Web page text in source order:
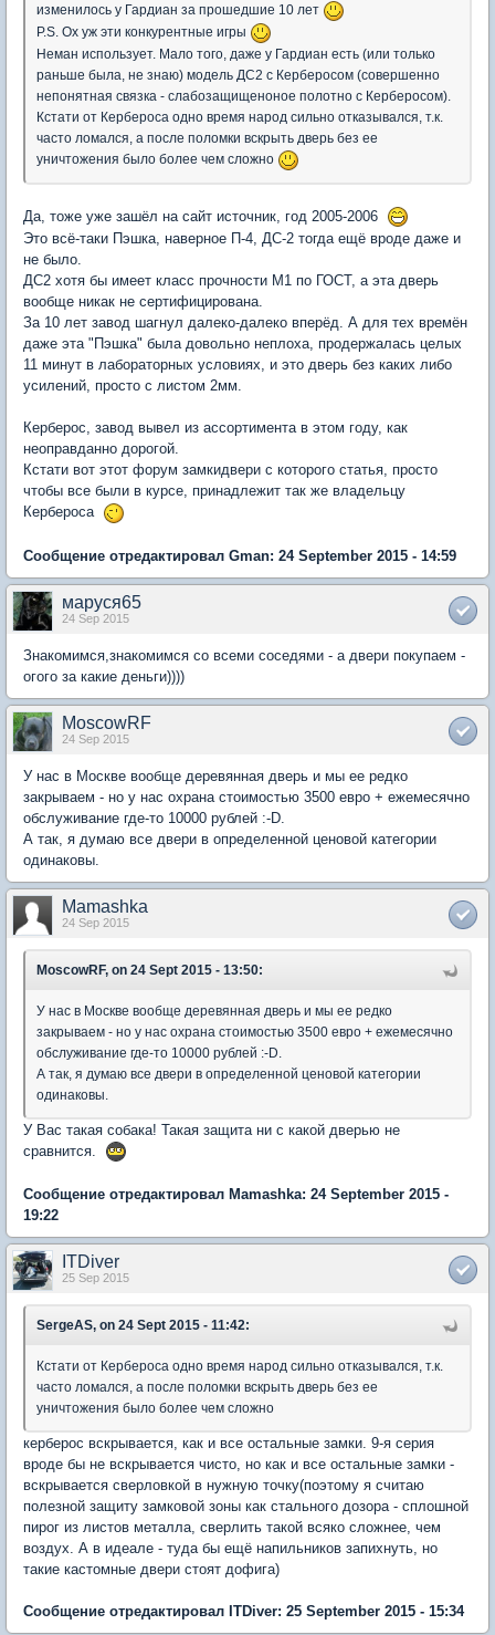
изменилось у Гардиан за прошедшие 10 лет
P.S. Ох уж эти конкурентные игры
Неман использует. Мало того, даже у Гардиан есть (или только
раньше была, не знаю) модель ДС2 с Керберосом (совершенно
непонятная связка - слабозащищеноное полотно с Керберосом).
Кстати от Кербероса одно время народ сильно отказывался, т.к.
часто ломался, а после поломки вскрыть дверь без ее
уничтожения было более чем сложно
Да, тоже уже зашёл на сайт источник, год 2005-2006
Это всё-таки Пэшка, наверное П-4, ДС-2 тогда ещё вроде даже и
не было.
ДС2 хотя бы имеет класс прочности М1 по ГОСТ, а эта дверь
вообще никак не сертифицирована.
За 10 лет завод шагнул далеко-далеко вперёд. А для тех времён
даже эта "Пэшка" была довольно неплоха, продержалась целых
11 минут в лабораторных условиях, и это дверь без каких либо
усилений, просто с листом 2мм.
Керберос, завод вывел из ассортимента в этом году, как
неоправданно дорогой.
Кстати вот этот форум замкидвери с которого статья, просто
чтобы все были в курсе, принадлежит так же владельцу
Кербероса
Сообщение отредактировал Gman: 24 September 2015 - 14:59
маруся65
24 Sep 2015
Знакомимся,знакомимся со всеми соседями - а двери покупаем -
огого за какие деньги))))
MoscowRF
24 Sep 2015
У нас в Москве вообще деревянная дверь и мы ее редко
закрываем - но у нас охрана стоимостью 3500 евро + ежемесячно
обслуживание где-то 10000 рублей :-D.
А так, я думаю все двери в определенной ценовой категории
одинаковы.
Mamashka
24 Sep 2015
MoscowRF, on 24 Sept 2015 - 13:50:
У нас в Москве вообще деревянная дверь и мы ее редко
закрываем - но у нас охрана стоимостью 3500 евро + ежемесячно
обслуживание где-то 10000 рублей :-D.
А так, я думаю все двери в определенной ценовой категории
одинаковы.
У Вас такая собака! Такая защита ни с какой дверью не
сравнится.
Сообщение отредактировал Mamashka: 24 September 2015 -
19:22
ITDiver
25 Sep 2015
SergeAS, on 24 Sept 2015 - 11:42:
Кстати от Кербероса одно время народ сильно отказывался, т.к.
часто ломался, а после поломки вскрыть дверь без ее
уничтожения было более чем сложно
керберос вскрывается, как и все остальные замки. 9-я серия
вроде бы не вскрывается чисто, но как и все остальные замки -
вскрывается сверловкой в нужную точку(поэтому я считаю
полезной защиту замковой зоны как стального дозора - сплошной
пирог из листов металла, сверлить такой всяко сложнее, чем
воздух. А в идеале - туда бы ещё напильников запихнуть, но
такие кастомные двери стоят дофига)
Сообщение отредактировал ITDiver: 25 September 2015 - 15:34